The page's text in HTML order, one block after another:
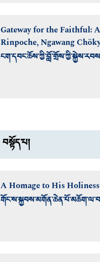
Gateway for the Faithful:
Rinpoche, Ngawang
བསྟོད་པ།
A Homage to His